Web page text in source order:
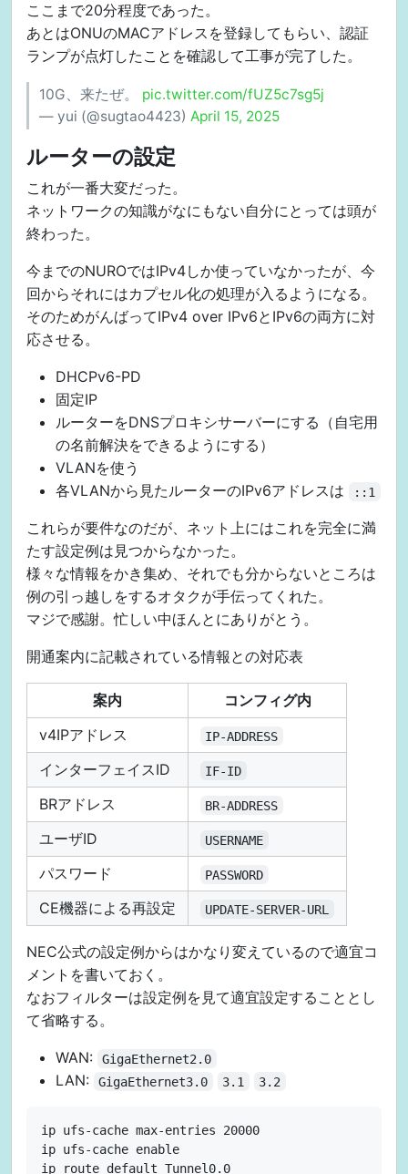
ここまで20分程度であった。
あとはONUのMACアドレスを登録してもらい、認証
ランプが点灯したことを確認して工事が完了した。
10G、来たぜ。 pic.twitter.com/fUZ5c7sg5j
— yui (@sugtao4423) April 15, 2025
ルーターの設定
これが一番大変だった。
ネットワークの知識がなにもない自分にとっては頭が
終わった。
今までのNUROではIPv4しか使っていなかったが、今
回からそれにはカプセル化の処理が入るようになる。
そのためがんばってIPv4 over IPv6とIPv6の両方に対
応させる。
DHCPv6-PD
固定IP
ルーターをDNSプロキシサーバーにする（自宅用
の名前解決をできるようにする）
VLANを使う
各VLANから見たルーターのIPv6アドレスは
::1
これらが要件なのだが、ネット上にはこれを完全に満
たす設定例は見つからなかった。
様々な情報をかき集め、それでも分からないところは
例の引っ越しをするオタクが手伝ってくれた。
マジで感謝。忙しい中ほんとにありがとう。
開通案内に記載されている情報との対応表
案内
コンフィグ内
v4IPアドレス
IP-ADDRESS
インターフェイスID IF-ID
BRアドレス BR-ADDRESS
ユーザID USERNAME
パスワード PASSWORD
CE機器による再設定 UPDATE-SERVER-URL
NEC公式の設定例からはかなり変えているので適宜コ
メントを書いておく。
なおフィルターは設定例を見て適宜設定することとし
て省略する。
WAN: GigaEthernet2.0
LAN: GigaEthernet3.0 3.1 3.2
ip ufs-cache max-entries 20000
ip ufs-cache enable
ip route default Tunnel0.0